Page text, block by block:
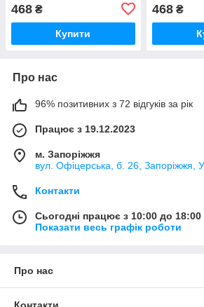
Ecoderma, 500 мл
468 ₴
Купити
Ecoderma,
468₴
Про нас
96% позитивних з 72 відгуків за рік
Працює з 19.12.2023
м. Запоріжжя
вул. Офіцерська, б. 26, Запоріжжя,
Контакти
Сьогодні працює з 10:00 до 18:00
Показати весь графік роботи
Про нас